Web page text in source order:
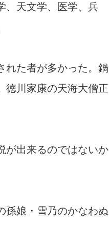
、天文学、医学、兵
れた者が多かった。鍋
徳川家康の天海大僧正
が出来るのではないか
孫娘・雪乃のかなわぬ